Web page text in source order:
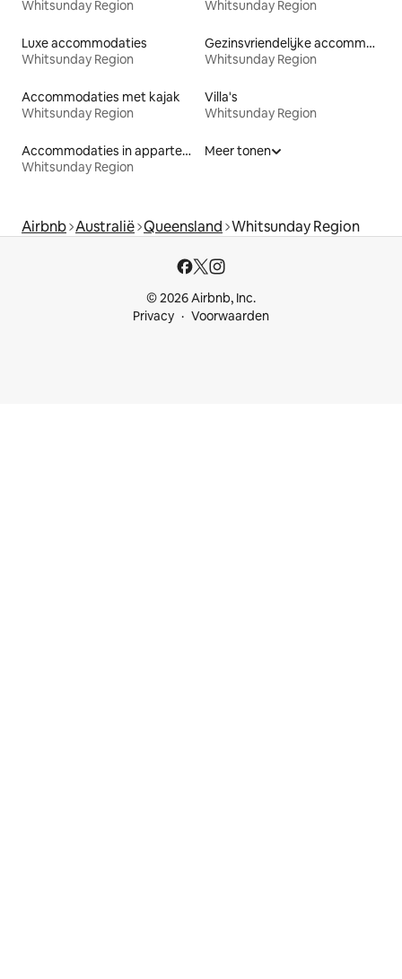
Whitsunday Region Whitsunday Region
Luxe accommodaties
Whitsunday Region
Gezinsvriendelijke accommodaties
Whitsunday Region
Accommodaties met kajak
Whitsunday Region
Villa's
Whitsunday Region
Accommodaties in appartementen met diensten
Whitsunday Region
Meer tonen
Airbnb Australië Queensland Whitsunday Region
© 2026 Airbnb, Inc.
Privacy
Voorwaarden